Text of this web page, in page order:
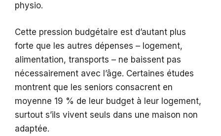
physio.
Cette pression budgétaire est d’autant plus
forte que les autres dépenses – logement,
alimentation, transports – ne baissent pas
nécessairement avec l’âge. Certaines études
montrent que les seniors consacrent en
moyenne 19 % de leur budget à leur logement,
surtout s’ils vivent seuls dans une maison non
adaptée.